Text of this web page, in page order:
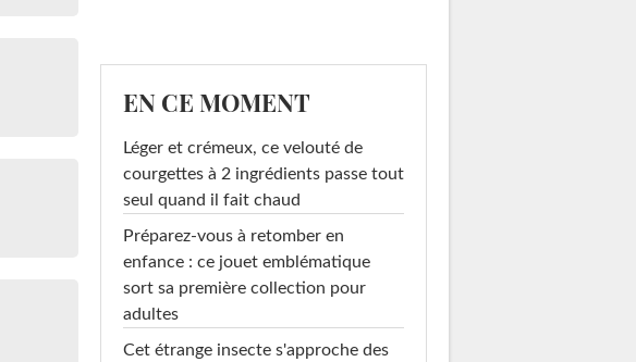
EN CE MOMENT
Léger et crémeux, ce velouté de
courgettes à 2 ingrédients passe tout
seul quand il fait chaud
Préparez-vous à retomber en
enfance : ce jouet emblématique
sort sa première collection pour
adultes
Cet étrange insecte s'approche des